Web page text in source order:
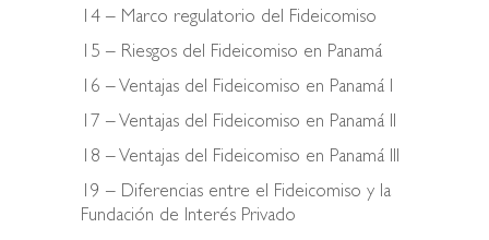
14 – Marco regulatorio del Fideicomiso
15 – Riesgos del Fideicomiso en Panamá
16 – Ventajas del Fideicomiso en Panamá I
17 – Ventajas del Fideicomiso en Panamá II
18 – Ventajas del Fideicomiso en Panamá III
19 – Diferencias entre el Fideicomiso y la
Fundación de Interés Privado